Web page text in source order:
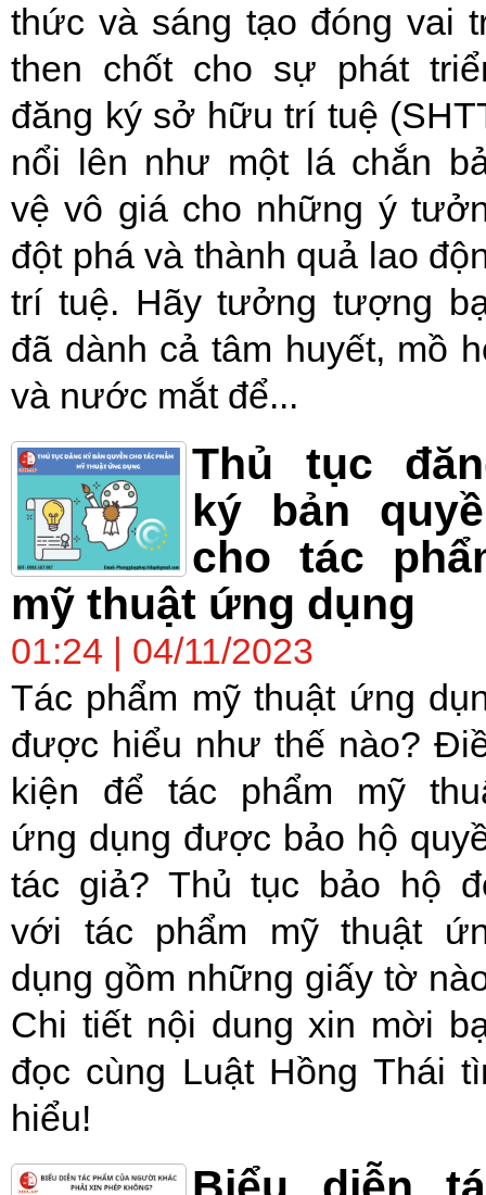
thức và sáng tạo đóng vai
then chốt cho sự phát
đăng ký sở hữu trí tuệ
nổi lên như một lá chắn
vệ vô giá cho những ý
đột phá và thành quả lao
trí tuệ. Hãy tưởng tượng
đã dành cả tâm huyết, mồ
và nước mắt để...
Thủ tục
ký bản
cho tác
mỹ thuật ứng dụng
01:24 | 04/11/2023
Tác phẩm mỹ thuật ứng
được hiểu như thế nào?
kiện để tác phẩm mỹ
ứng dụng được bảo hộ
tác giả? Thủ tục bảo hộ
với tác phẩm mỹ thuật
dụng gồm những giấy tờ
Chi tiết nội dung xin mời
đọc cùng Luật Hồng Thái
hiểu!